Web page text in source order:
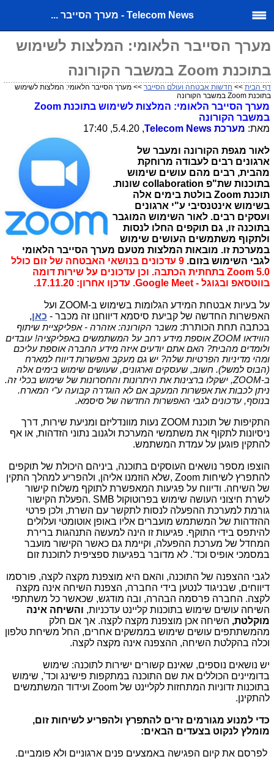
Telecom News - מערך הסייבר ...
מערך הסייבר הלאומי: המלצות לשימוש
בתוכנת Zoom במשבר הקורונה
דף הבית >> חדשות אבטחה ועולם הסייבר >> מערך הסייבר הלאומי: המלצות לשימוש
בתוכנת Zoom במשבר הקורונה
מערך הסייבר הלאומי: המלצות לשימוש בתוכנת Zoom
במשבר הקורונה
מאת: מערכת Telecom News
, 5.4.20, 17:40
לאור מגפת הקורונה ומעבר של
ארגונים רבים לעבודה מרוחקת
מהבית, רבים מהם עושים שימוש
בתוכנות שת"פ collaboration שונות.
תוכנת Zoom בולטת בימים אלה
בשימוש אינטנסיבי ע"י ארגונים
ועסקים רבים. לאור השימוש המוגבר
בתוכנה זו, גם תוקפים החלו לנסות
ולתקוף משתמשים העושים שימוש
במערכת זו. מובאות המלצות מטעם מערך הסייבר הלאומי
לגבי השימוש בזום.
9 עדכונים בנושאי האבטחה של זום כולל
Zoom 5.0 בתחתית הכתבה. וכן עדכונים על שירות דומה
בווטסאפ ובגוגל - Google Meet. עדכןו אחרון: 17.11.20.
על בעיות אבטחת המידע הגלומות בשימוש ב-ZOOM ועל
האפשרות החדשה של קביעת סיסמא דיווחנו זה מכבר - כאן,
בכתבה תחת הכותרת: משבר הקורונה:אזהרה - אפליקציית שיתוף
הווידאו ZOOMאוספת מידע רחב על המשתמשים באפליקציה! עובדים
ולומדים מהבית? האם אתם יודעים איזה מידע החברה אוספת עליכם
ומהי מדיניות הפרטיות שלה? יש גם מעקב ואפשרות דיווח למארח
(הבוס למשל). חשוב, שעסקים וארגונים, שעושים שימוש בימים אלה
ב-ZOOM, ישקלו ברצינות את היתרונות והחסרונות של שימוש בכלי זה.
ניתן לכבות את אפשרות המעקב אם לא הוגדרה קבועה ע"י המארח.
בנוסף, עדכונים לגבי האפשרות החדשה של סיסמא.
התקיפות של תוכנת ZOOM נעות מוונדליזם ומניעת שירות, דרך
ניסיונות לתקוף את משתמשי המערכת ולגנוב נתוני הזדהות, או אף
להתקין פוגען על עמדת המשתמש.
הוצפו מספר נושאים העוסקים בתוכנה, ביניהם היכולת של תוקפים
להתפרץ לשיחות Zoom ,שלא הוזמנו אליהן, ולהפריע למהלך התקין
של השיחה. ודיווח על פגיעות המאפשרת לתוקף משלוח קישור
לשרת חיצוני העושה שימוש בפרוטוקול SMB .הפעלת הקישור
גורמת למערכת ההפעלה לנסות לתקשר עם השרת, ולכן פרטי
ההזדהות של המשתמש מועברים אליו באופן אוטומטי ועלולים
להיתפס בידי התוקף. פגיעות זו הינה למעשה התנהגות ברירת
המחדל של מערכת ההפעלה, וקיימת גם כאשר הקישור מועבר
במסמכי אופיס וכד'. לא מדובר בפגיעות ספציפית לתוכנת
לגבי ההצפנה של התוכנה, והאם היא מוצפנת מקצה לקצה, פורסמו
דיווחים, שבניגוד לנטען בידי החברה, הצפנת השיחה אינה מקצה
לקצה. החברה פרסמה הבהרה, ובה מודגש, שכאשר כל משתתפי
השיחה עושים שימוש בתוכנות קליינט עדכניות, והשיחה אינה
מוקלטת, השיחה אכן מוצפנת מקצה לקצה. אך אם חלק
מהמשתתפים עושים שימוש בממשקים אחרים, החל משיחת טלפון
וכלה בהקלטת השיחה, ההצפנה אינה מקצה לקצה.
יש נושאים נוספים, שאינם קשורים ישירות לתוכנה: שימוש
בדומיינים הכוללים את שם התוכנה במתקפות פישינג וכד', שימוש
בתוכנות זדוניות המתחזות לקליינט של Zoom ועידוד המשתמשים
להתקינן.
כדי למנוע מגורמים זרים להתפרץ ולהפריע לשיחות זום,
מומלץ לנקוט בצעדים הבאים:
לפרסם את קיום הפגישה באמצעים פנים ארגוניים ולא פומביים.